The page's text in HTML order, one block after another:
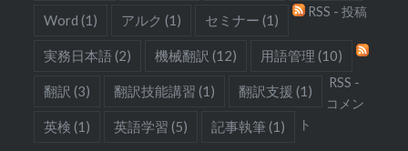
Word (1) アルク (1) セミナー (1)
実務日本語 (2) 機械翻訳 (12) 用語管理 (10)
翻訳 (3) 翻訳技能講習 (1) 翻訳支援 (1)
英検 (1) 英語学習 (5) 記事執筆(1)
RSS - 投稿
RSS -
コメン
ト